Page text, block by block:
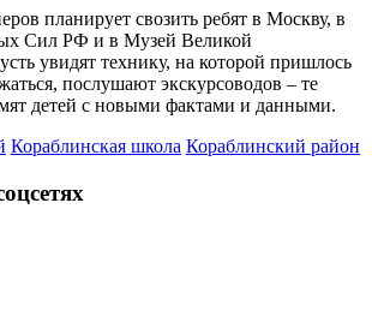
планирует свозить ребят в Москву, в
Сил РФ и в Музей Великой
увидят технику, на которой пришлось
послушают экскурсоводов – те
детей с новыми фактами и данными.
Кораблинская школа Кораблинский район